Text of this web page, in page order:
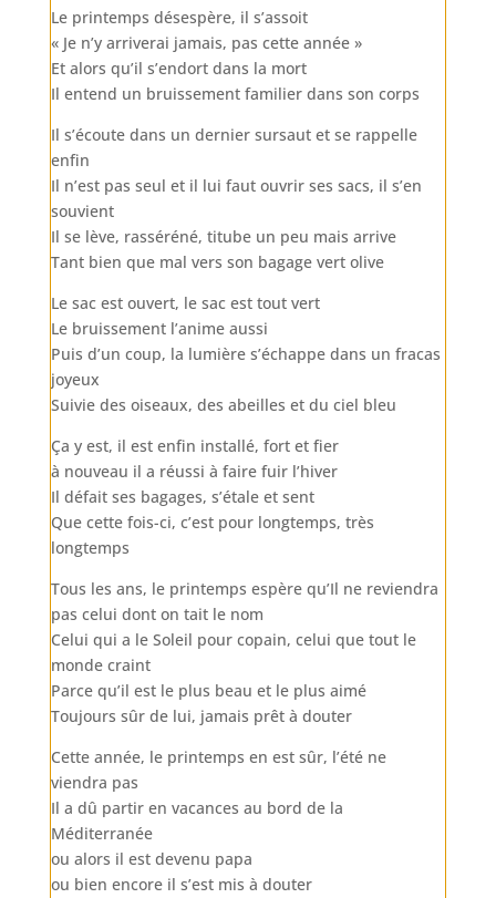
Le printemps désespère, il s’assoit
« Je n’y arriverai jamais, pas cette année »
Et alors qu’il s’endort dans la mort
Il entend un bruissement familier dans son corps
Il s’écoute dans un dernier sursaut et se rappelle
enfin
Il n’est pas seul et il lui faut ouvrir ses sacs, il s’en
souvient
Il se lève, rasséréné, titube un peu mais arrive
Tant bien que mal vers son bagage vert olive
Le sac est ouvert, le sac est tout vert
Le bruissement l’anime aussi
Puis d’un coup, la lumière s’échappe dans un fracas
joyeux
Suivie des oiseaux, des abeilles et du ciel bleu
Ça y est, il est enfin installé, fort et fier
à nouveau il a réussi à faire fuir l’hiver
Il défait ses bagages, s’étale et sent
Que cette fois-ci, c’est pour longtemps, très
longtemps
Tous les ans, le printemps espère qu’Il ne reviendra
pas celui dont on tait le nom
Celui qui a le Soleil pour copain, celui que tout le
monde craint
Parce qu’il est le plus beau et le plus aimé
Toujours sûr de lui, jamais prêt à douter
Cette année, le printemps en est sûr, l’été ne
viendra pas
Il a dû partir en vacances au bord de la
Méditerranée
ou alors il est devenu papa
ou bien encore il s’est mis à douter